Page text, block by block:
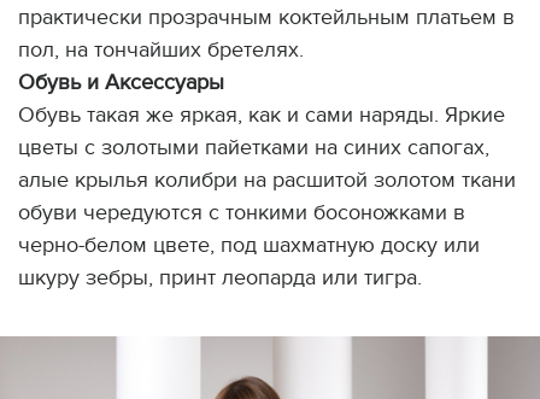
практически прозрачным коктейльным платьем в
пол, на тончайших бретелях.
Обувь и Аксессуары
Обувь такая же яркая, как и сами наряды. Яркие
цветы с золотыми пайетками на синих сапогах,
алые крылья колибри на расшитой золотом ткани
обуви чередуются с тонкими босоножками в
черно-белом цвете, под шахматную доску или
шкуру зебры, принт леопарда или тигра.